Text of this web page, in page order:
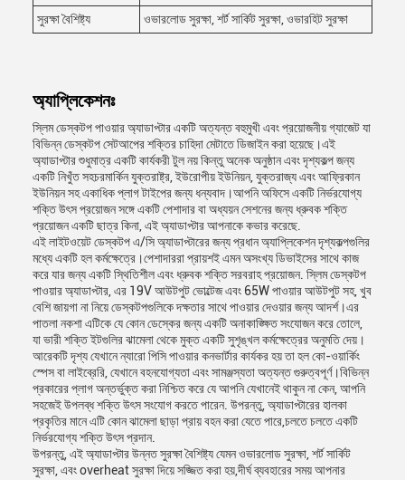
সুরক্ষা বৈশিষ্ট্য
ওভারলোড সুরক্ষা, শর্ট সার্কিট সুরক্ষা, ওভারহিট সুরক্ষা
অ্যাপ্লিকেশনঃ
স্লিম ডেস্কটপ পাওয়ার অ্যাডাপ্টার একটি অত্যন্ত বহুমুখী এবং প্রয়োজনীয় গ্যাজেট যা
বিভিন্ন ডেস্কটপ সেটআপের শক্তির চাহিদা মেটাতে ডিজাইন করা হয়েছে।এই
অ্যাডাপ্টার শুধুমাত্র একটি কার্যকরী টুল নয় কিন্তু অনেক অনুষ্ঠান এবং দৃশ্যকল্প জন্য
একটি নিখুঁত সহচরমার্কিন যুক্তরাষ্ট্র, ইউরোপীয় ইউনিয়ন, যুক্তরাজ্য এবং আফ্রিকান
ইউনিয়ন সহ একাধিক প্লাগ টাইপের জন্য ধন্যবাদ।আপনি অফিসে একটি নির্ভরযোগ্য
শক্তি উৎস প্রয়োজন সঙ্গে একটি পেশাদার বা অধ্যয়ন সেশনের জন্য ধ্রুবক শক্তি
প্রয়োজন একটি ছাত্র কিনা, এই অ্যাডাপ্টার আপনাকে কভার করেছে.
এই লাইটওয়েট ডেস্কটপ এ/সি অ্যাডাপ্টারের জন্য প্রধান অ্যাপ্লিকেশন দৃশ্যকল্পগুলির
মধ্যে একটি হল কর্মক্ষেত্রে।পেশাদাররা প্রায়শই এমন অসংখ্য ডিভাইসের সাথে কাজ
করে যার জন্য একটি স্থিতিশীল এবং ধ্রুবক শক্তি সরবরাহ প্রয়োজন. স্লিম ডেস্কটপ
পাওয়ার অ্যাডাপ্টার, এর 19V আউটপুট ভোল্টেজ এবং 65W পাওয়ার আউটপুট সহ, খুব
বেশি জায়গা না নিয়ে ডেস্কটপগুলিকে দক্ষতার সাথে পাওয়ার দেওয়ার জন্য আদর্শ।এর
পাতলা নকশা এটিকে যে কোন ডেস্কের জন্য একটি অনাকাঙ্ক্ষিত সংযোজন করে তোলে,
যা ভারী শক্তি ইটগুলির ঝামেলা থেকে মুক্ত একটি সুশৃঙ্খল কর্মক্ষেত্রের অনুমতি দেয়।
আরেকটি দৃশ্য যেখানে ন্যারো পিসি পাওয়ার কনভার্টার কার্যকর হয় তা হল কো-ওয়ার্কিং
স্পেস বা লাইব্রেরি, যেখানে বহনযোগ্যতা এবং সামঞ্জস্যতা অত্যন্ত গুরুত্বপূর্ণ।বিভিন্ন
প্রকারের প্লাগ অন্তর্ভুক্ত করা নিশ্চিত করে যে আপনি যেখানেই থাকুন না কেন, আপনি
সহজেই উপলব্ধ শক্তি উৎস সংযোগ করতে পারেন. উপরন্তু, অ্যাডাপ্টারের হালকা
প্রকৃতির মানে এটি কোন ঝামেলা ছাড়া প্রায় বহন করা যেতে পারে,চলতে চলতে একটি
নির্ভরযোগ্য শক্তি উৎস প্রদান.
উপরন্তু, এই অ্যাডাপ্টার উন্নত সুরক্ষা বৈশিষ্ট্য যেমন ওভারলোড সুরক্ষা, শর্ট সার্কিট
সুরক্ষা, এবং overheat সুরক্ষা দিয়ে সজ্জিত করা হয়,দীর্ঘ ব্যবহারের সময় আপনার